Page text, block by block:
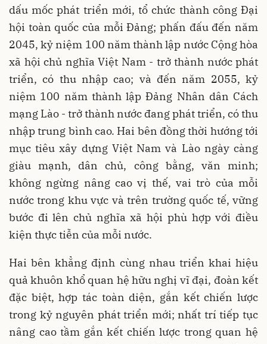
dấu mốc phát triển mới, tổ chức thành công Đại
hội toàn quốc của mỗi Đảng; phấn đấu đến năm
2045, kỷ niệm 100 năm thành lập nước Cộng hòa
xã hội chủ nghĩa Việt Nam - trở thành nước phát
triển, có thu nhập cao; và đến năm 2055, kỷ
niệm 100 năm thành lập Đảng Nhân dân Cách
mạng Lào - trở thành nước đang phát triển, có thu
nhập trung bình cao. Hai bên đồng thời hướng tới
mục tiêu xây dựng Việt Nam và Lào ngày càng
giàu mạnh, dân chủ, công bằng, văn minh;
không ngừng nâng cao vị thế, vai trò của mỗi
nước trong khu vực và trên trường quốc tế, vững
bước đi lên chủ nghĩa xã hội phù hợp với điều
kiện thực tiễn của mỗi nước.
Hai bên khẳng định cùng nhau triển khai hiệu
quả khuôn khổ quan hệ hữu nghị vĩ đại, đoàn kết
đặc biệt, hợp tác toàn diện, gắn kết chiến lược
trong kỷ nguyên phát triển mới; nhất trí tiếp tục
nâng cao tầm gắn kết chiến lược trong quan hệ